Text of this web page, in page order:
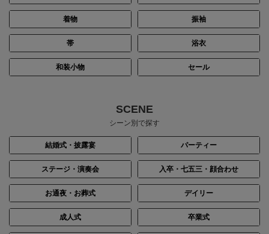
着物 振袖
帯 浴衣
和装小物 セール
SCENE
シーン別で探す
結婚式・披露宴 パーティー
ステージ・演奏会 入卒・七五三・顔合わせ
お通夜・お葬式 デイリー
成人式 卒業式